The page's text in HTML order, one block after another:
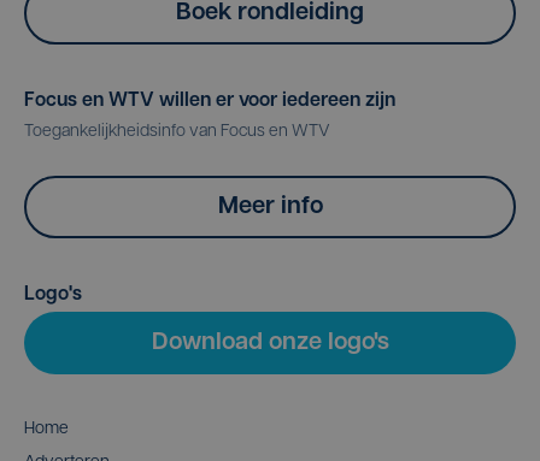
Boek rondleiding
Focus en WTV willen er voor iedereen zijn
Toegankelijkheidsinfo van Focus en WTV
Meer info
Logo's
Download onze logo's
Home